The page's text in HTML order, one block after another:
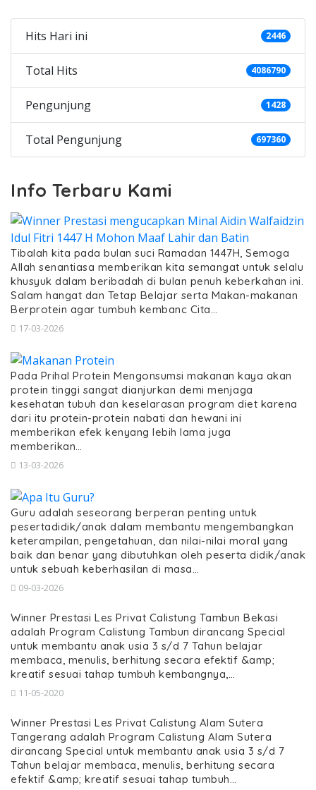
Hits Hari ini 2446
Total Hits 4086790
Pengunjung 1428
Total Pengunjung 697360
Info Terbaru Kami
Tibalah kita pada bulan suci Ramadan 1447H, Semoga
Allah senantiasa memberikan kita semangat untuk selalu
khusyuk dalam beribadah di bulan penuh keberkahan ini.
Salam hangat dan Tetap Belajar serta Makan-makanan
Berprotein agar tumbuh kembanc Cita…
17-03-2026
Pada Prihal Protein Mengonsumsi makanan kaya akan
protein tinggi sangat dianjurkan demi menjaga
kesehatan tubuh dan keselarasan program diet karena
dari itu protein-protein nabati dan hewani ini
memberikan efek kenyang lebih lama juga
memberikan…
13-03-2026
Guru adalah seseorang berperan penting untuk
pesertadidik/anak dalam membantu mengembangkan
keterampilan, pengetahuan, dan nilai-nilai moral yang
baik dan benar yang dibutuhkan oleh peserta didik/anak
untuk sebuah keberhasilan di masa…
09-03-2026
Winner Prestasi Les Privat Calistung Tambun Bekasi
adalah Program Calistung Tambun dirancang Special
untuk membantu anak usia 3 s/d 7 Tahun belajar
membaca, menulis, berhitung secara efektif &amp;
kreatif sesuai tahap tumbuh kembangnya,…
11-05-2020
Winner Prestasi Les Privat Calistung Alam Sutera
Tangerang adalah Program Calistung Alam Sutera
dirancang Special untuk membantu anak usia 3 s/d 7
Tahun belajar membaca, menulis, berhitung secara
efektif &amp; kreatif sesuai tahap tumbuh…